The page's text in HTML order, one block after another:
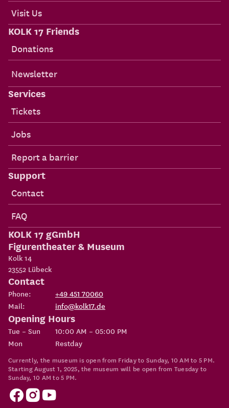
Visit Us
KOLK 17 Friends
Donations
Newsletter
Services
Tickets
Jobs
Report a barrier
Support
Contact
FAQ
KOLK 17 gGmbH
Figurentheater & Museum
Kolk 14
23552 Lübeck
Contact
Phone:
+49 451 70060
Mail:
info@kolk17.de
Opening Hours
Tue – Sun
10:00 AM – 05:00 PM
Mon
Restday
Currently, the museum is open from Friday to Sunday, 10 AM to 5 PM.
Starting August 1, 2025, the museum will be open from Tuesday to
Sunday, 10 AM to 5 PM.